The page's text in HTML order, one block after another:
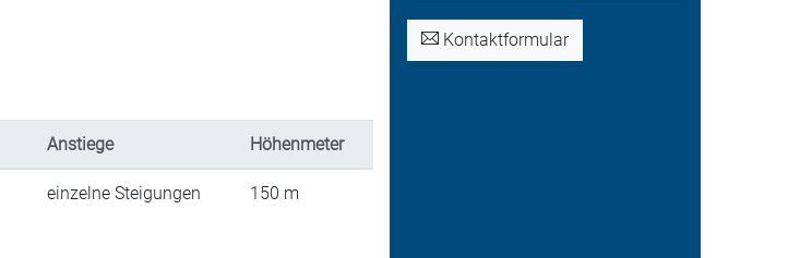
Kontaktformular
Anstiege Höhenmeter
einzelne Steigungen 150 m